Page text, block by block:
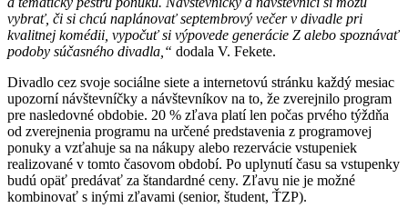
vybrať, či si chcú naplánovať septembrový večer v divadle pri
kvalitnej komédii, vypočuť si výpovede generácie Z alebo spoznávať
podoby súčasného divadla,“ dodala V. Fekete.
Divadlo cez svoje sociálne siete a internetovú stránku každý mesiac
upozorní návštevníčky a návštevníkov na to, že zverejnilo program
pre nasledovné obdobie. 20 % zľava platí len počas prvého týždňa
od zverejnenia programu na určené predstavenia z programovej
ponuky a vzťahuje sa na nákupy alebo rezervácie vstupeniek
realizované v tomto časovom období. Po uplynutí času sa vstupenky
budú opäť predávať za štandardné ceny. Zľavu nie je možné
kombinovať s inými zľavami (senior, študent, ŤZP).